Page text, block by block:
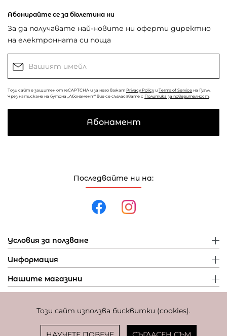
Този сайт използва бисквитки (cookies).
Последвайте ни на:
Условия за ползване
Информация
Нашите магазини
Абонирайте се за бюлетина ни
За да получавате най-новите ни оферти директно
на електронната си поща
Този сайт е защитен от reCAPTCHA и за него важат Privacy Policy и Terms of Service на Гугъл.
Чрез натискане на бутона „Абонамент“ вие се съгласявате с Политика за поверителност
Абонамент
Фиксиран курс за превалутиране: 1 EUR = 1,95583 BGN